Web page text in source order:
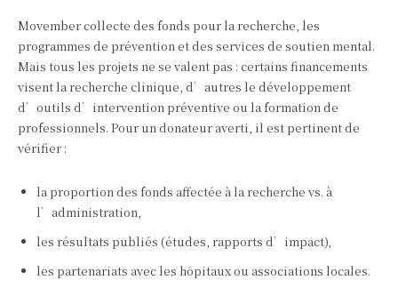
Movember collecte des fonds pour la recherche, les
programmes de prévention et des services de soutien mental.
Mais tous les projets ne se valent pas : certains financements
visent la recherche clinique, d’autres le développement
d’outils d’intervention préventive ou la formation de
professionnels. Pour un donateur averti, il est pertinent de
vérifier :
la proportion des fonds affectée à la recherche vs. à
l’administration,
les résultats publiés (études, rapports d’impact),
les partenariats avec les hôpitaux ou associations locales.